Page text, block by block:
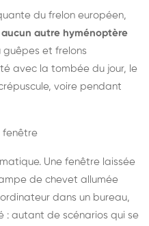
du frelon européen,
aucun autre hyménoptère
guêpes et frelons
avec la tombée du jour, le
voire pendant
fenêtre
Une fenêtre laissée
de chevet allumée
dans un bureau,
: autant de scénarios qui se